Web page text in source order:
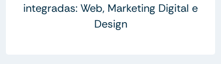
integradas: Web, Marketing Digital e
Design